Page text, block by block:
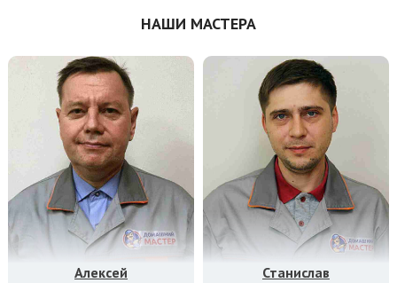
НАШИ МАСТЕРА
Алексей Станислав